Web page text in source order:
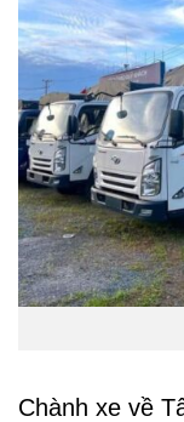
Chành xe về